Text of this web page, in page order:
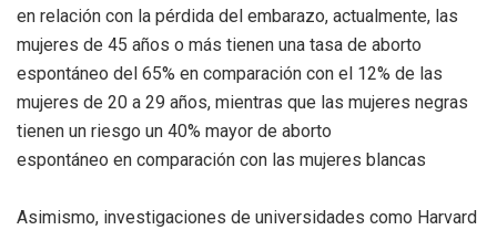
en relación con la pérdida del embarazo, actualmente, las
mujeres de 45 años o más tienen una tasa de aborto
espontáneo del 65% en comparación con el 12% de las
mujeres de 20 a 29 años, mientras que las mujeres negras
tienen un riesgo un 40% mayor de aborto
espontáneo en comparación con las mujeres blancas
Asimismo, investigaciones de universidades como Harvard